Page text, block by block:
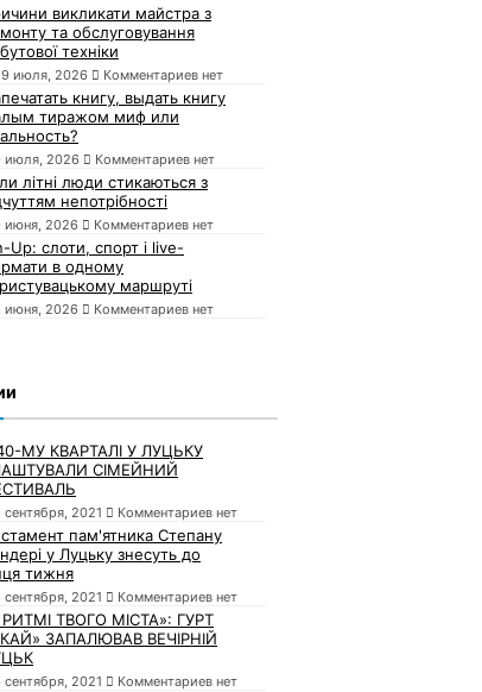
викликати майстра з
та обслуговування
техніки
июля, 2026 Комментариев нет
книгу, выдать книгу
тиражом миф или
июля, 2026 Комментариев нет
літні люди стикаються з
непотрібності
июня, 2026 Комментариев нет
Up: слоти, спорт і live-
в одному
маршруті
июня, 2026 Комментариев нет
МУ КВАРТАЛІ У ЛУЦЬКУ
СІМЕЙНИЙ
сентября, 2021 Комментариев нет
пам'ятника Степану
у Луцьку знесуть до
тижня
сентября, 2021 Комментариев нет
РИТМІ ТВОГО МІСТА»: ГУРТ
ЗАПАЛЮВАВ ВЕЧІРНІЙ
сентября, 2021 Комментариев нет